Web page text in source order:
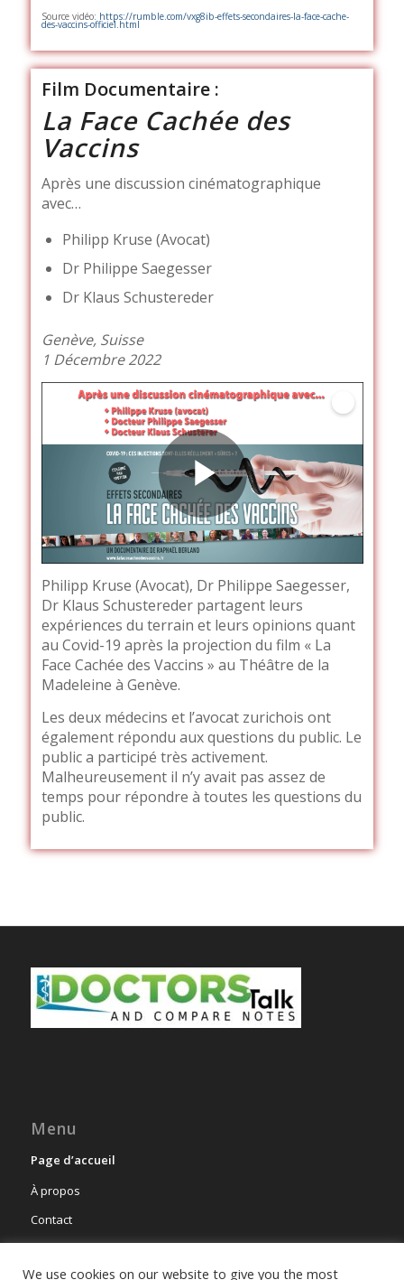
Source vidéo: https://rumble.com/vxg8ib-effets-secondaires-la-face-cache-
des-vaccins-officiel.html
Film Documentaire :
La Face Cachée des
Vaccins
Après une discussion cinématographique
avec…
Philipp Kruse (Avocat)
Dr Philippe Saegesser
Dr Klaus Schustereder
Genève, Suisse
1 Décembre 2022
Philipp Kruse (Avocat), Dr Philippe Saegesser,
Dr Klaus Schustereder partagent leurs
expériences du terrain et leurs opinions quant
au Covid-19 après la projection du film « La
Face Cachée des Vaccins » au Théâtre de la
Madeleine à Genève.
Les deux médecins et l’avocat zurichois ont
également répondu aux questions du public. Le
public a participé très activement.
Malheureusement il n’y avait pas assez de
temps pour répondre à toutes les questions du
public.
Menu
Page d’accueil
À propos
Contact
We use cookies on our website to give you the most